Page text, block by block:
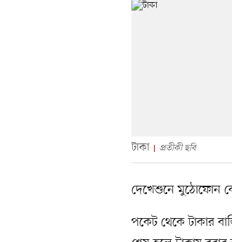
টাকা প্রতীকী ছবি
দেখেশুনে মুঠোফোন
পকেট থেকে টাকার